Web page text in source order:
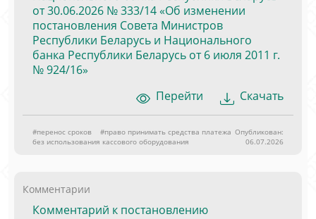
от 30.06.2026 № 333/14 «Об изменении
постановления Совета Министров
Республики Беларусь и Национального
банка Республики Беларусь от 6 июля 2011 г.
№ 924/16»
Перейти
Скачать
#перенос сроков
#право принимать средства платежа
без использования кассового оборудования
Опубликован:
06.07.2026
Комментарии
Комментарий к постановлению